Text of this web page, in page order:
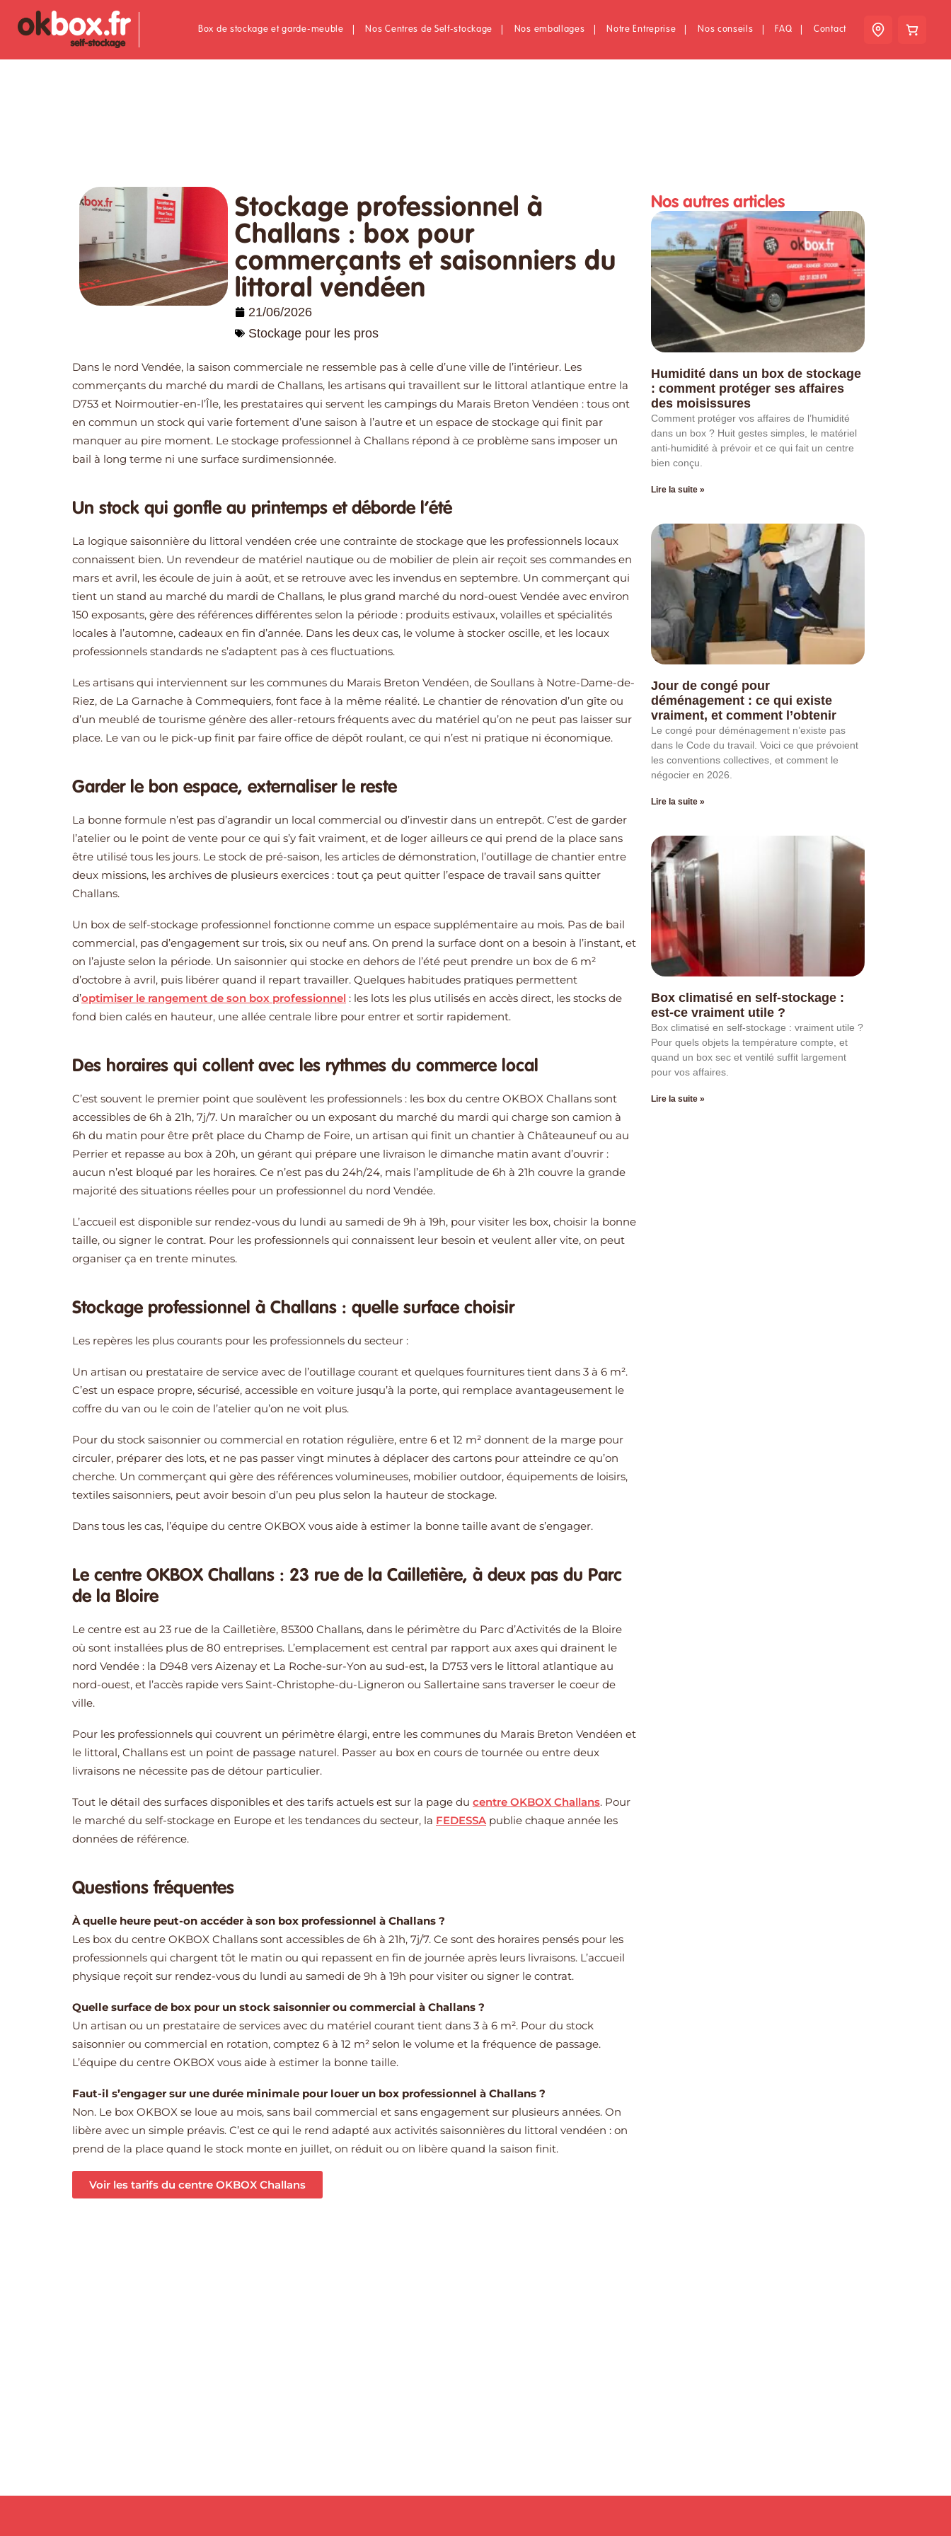
Box de stockage et garde-meuble Nos Centres de Self-stockage Nos emballages Notre Entreprise Nos conseils FAQ Contact
Stockage professionnel à
Challans : box pour
commerçants et saisonniers du
littoral vendéen
21/06/2026
Stockage pour les pros
Dans le nord Vendée, la saison commerciale ne ressemble pas à celle d’une ville de l’intérieur. Les
commerçants du marché du mardi de Challans, les artisans qui travaillent sur le littoral atlantique entre la
D753 et Noirmoutier-en-l’Île, les prestataires qui servent les campings du Marais Breton Vendéen : tous ont
en commun un stock qui varie fortement d’une saison à l’autre et un espace de stockage qui finit par
manquer au pire moment. Le stockage professionnel à Challans répond à ce problème sans imposer un
bail à long terme ni une surface surdimensionnée.
Un stock qui gonfle au printemps et déborde l’été
La logique saisonnière du littoral vendéen crée une contrainte de stockage que les professionnels locaux
connaissent bien. Un revendeur de matériel nautique ou de mobilier de plein air reçoit ses commandes en
mars et avril, les écoule de juin à août, et se retrouve avec les invendus en septembre. Un commerçant qui
tient un stand au marché du mardi de Challans, le plus grand marché du nord-ouest Vendée avec environ
150 exposants, gère des références différentes selon la période : produits estivaux, volailles et spécialités
locales à l’automne, cadeaux en fin d’année. Dans les deux cas, le volume à stocker oscille, et les locaux
professionnels standards ne s’adaptent pas à ces fluctuations.
Les artisans qui interviennent sur les communes du Marais Breton Vendéen, de Soullans à Notre-Dame-de-
Riez, de La Garnache à Commequiers, font face à la même réalité. Le chantier de rénovation d’un gîte ou
d’un meublé de tourisme génère des aller-retours fréquents avec du matériel qu’on ne peut pas laisser sur
place. Le van ou le pick-up finit par faire office de dépôt roulant, ce qui n’est ni pratique ni économique.
Garder le bon espace, externaliser le reste
La bonne formule n’est pas d’agrandir un local commercial ou d’investir dans un entrepôt. C’est de garder
l’atelier ou le point de vente pour ce qui s’y fait vraiment, et de loger ailleurs ce qui prend de la place sans
être utilisé tous les jours. Le stock de pré-saison, les articles de démonstration, l’outillage de chantier entre
deux missions, les archives de plusieurs exercices : tout ça peut quitter l’espace de travail sans quitter
Challans.
Un box de self-stockage professionnel fonctionne comme un espace supplémentaire au mois. Pas de bail
commercial, pas d’engagement sur trois, six ou neuf ans. On prend la surface dont on a besoin à l’instant, et
on l’ajuste selon la période. Un saisonnier qui stocke en dehors de l’été peut prendre un box de 6 m²
d’octobre à avril, puis libérer quand il repart travailler. Quelques habitudes pratiques permettent
d’optimiser le rangement de son box professionnel : les lots les plus utilisés en accès direct, les stocks de
fond bien calés en hauteur, une allée centrale libre pour entrer et sortir rapidement.
Des horaires qui collent avec les rythmes du commerce local
C’est souvent le premier point que soulèvent les professionnels : les box du centre OKBOX Challans sont
accessibles de 6h à 21h, 7j/7. Un maraîcher ou un exposant du marché du mardi qui charge son camion à
6h du matin pour être prêt place du Champ de Foire, un artisan qui finit un chantier à Châteauneuf ou au
Perrier et repasse au box à 20h, un gérant qui prépare une livraison le dimanche matin avant d’ouvrir :
aucun n’est bloqué par les horaires. Ce n’est pas du 24h/24, mais l’amplitude de 6h à 21h couvre la grande
majorité des situations réelles pour un professionnel du nord Vendée.
L’accueil est disponible sur rendez-vous du lundi au samedi de 9h à 19h, pour visiter les box, choisir la bonne
taille, ou signer le contrat. Pour les professionnels qui connaissent leur besoin et veulent aller vite, on peut
organiser ça en trente minutes.
Stockage professionnel à Challans : quelle surface choisir
Les repères les plus courants pour les professionnels du secteur :
Un artisan ou prestataire de service avec de l’outillage courant et quelques fournitures tient dans 3 à 6 m².
C’est un espace propre, sécurisé, accessible en voiture jusqu’à la porte, qui remplace avantageusement le
coffre du van ou le coin de l’atelier qu’on ne voit plus.
Pour du stock saisonnier ou commercial en rotation régulière, entre 6 et 12 m² donnent de la marge pour
circuler, préparer des lots, et ne pas passer vingt minutes à déplacer des cartons pour atteindre ce qu’on
cherche. Un commerçant qui gère des références volumineuses, mobilier outdoor, équipements de loisirs,
textiles saisonniers, peut avoir besoin d’un peu plus selon la hauteur de stockage.
Dans tous les cas, l’équipe du centre OKBOX vous aide à estimer la bonne taille avant de s’engager.
Le centre OKBOX Challans : 23 rue de la Cailletière, à deux pas du Parc
de la Bloire
Le centre est au 23 rue de la Cailletière, 85300 Challans, dans le périmètre du Parc d’Activités de la Bloire
où sont installées plus de 80 entreprises. L’emplacement est central par rapport aux axes qui drainent le
nord Vendée : la D948 vers Aizenay et La Roche-sur-Yon au sud-est, la D753 vers le littoral atlantique au
nord-ouest, et l’accès rapide vers Saint-Christophe-du-Ligneron ou Sallertaine sans traverser le coeur de
ville.
Pour les professionnels qui couvrent un périmètre élargi, entre les communes du Marais Breton Vendéen et
le littoral, Challans est un point de passage naturel. Passer au box en cours de tournée ou entre deux
livraisons ne nécessite pas de détour particulier.
Tout le détail des surfaces disponibles et des tarifs actuels est sur la page du centre OKBOX Challans. Pour
le marché du self-stockage en Europe et les tendances du secteur, la FEDESSA publie chaque année les
données de référence.
Questions fréquentes
À quelle heure peut-on accéder à son box professionnel à Challans ?
Les box du centre OKBOX Challans sont accessibles de 6h à 21h, 7j/7. Ce sont des horaires pensés pour les
professionnels qui chargent tôt le matin ou qui repassent en fin de journée après leurs livraisons. L’accueil
physique reçoit sur rendez-vous du lundi au samedi de 9h à 19h pour visiter ou signer le contrat.
Quelle surface de box pour un stock saisonnier ou commercial à Challans ?
Un artisan ou un prestataire de services avec du matériel courant tient dans 3 à 6 m². Pour du stock
saisonnier ou commercial en rotation, comptez 6 à 12 m² selon le volume et la fréquence de passage.
L’équipe du centre OKBOX vous aide à estimer la bonne taille.
Faut-il s’engager sur une durée minimale pour louer un box professionnel à Challans ?
Non. Le box OKBOX se loue au mois, sans bail commercial et sans engagement sur plusieurs années. On
libère avec un simple préavis. C’est ce qui le rend adapté aux activités saisonnières du littoral vendéen : on
prend de la place quand le stock monte en juillet, on réduit ou on libère quand la saison finit.
Voir les tarifs du centre OKBOX Challans
Nos autres articles
Humidité dans un box de stockage
: comment protéger ses affaires
des moisissures
Comment protéger vos affaires de l’humidité
dans un box ? Huit gestes simples, le matériel
anti-humidité à prévoir et ce qui fait un centre
bien conçu.
Lire la suite »
Jour de congé pour
déménagement : ce qui existe
vraiment, et comment l’obtenir
Le congé pour déménagement n’existe pas
dans le Code du travail. Voici ce que prévoient
les conventions collectives, et comment le
négocier en 2026.
Lire la suite »
Box climatisé en self-stockage :
est-ce vraiment utile ?
Box climatisé en self-stockage : vraiment utile ?
Pour quels objets la température compte, et
quand un box sec et ventilé suffit largement
pour vos affaires.
Lire la suite »